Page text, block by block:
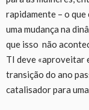
rapidamente – o que
uma mudança na
que isso não
TI deve «aproveitar
transição do ano
catalisador para